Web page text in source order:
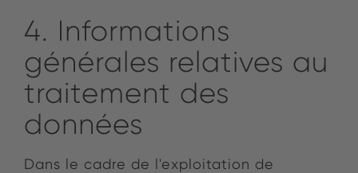
4. Informations
générales relatives au
traitement des
données
Dans le cadre de l'exploitation de